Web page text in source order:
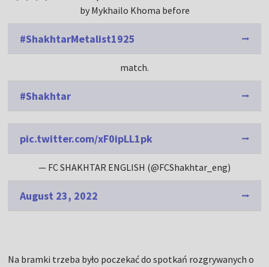
by Mykhailo Khoma before
#ShakhtarMetalist1925
match.
#Shakhtar
pic.twitter.com/xF0ipLL1pk
— FC SHAKHTAR ENGLISH (@FCShakhtar_eng)
August 23, 2022
Na bramki trzeba było poczekać do spotkań rozgrywanych o